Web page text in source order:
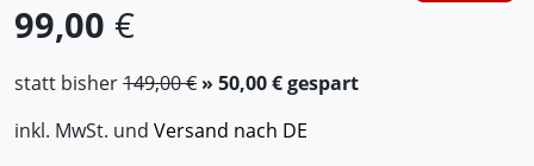
99,00 €
statt bisher149,00 € » 50,00 € gespart
inkl. MwSt. und Versand nach DE